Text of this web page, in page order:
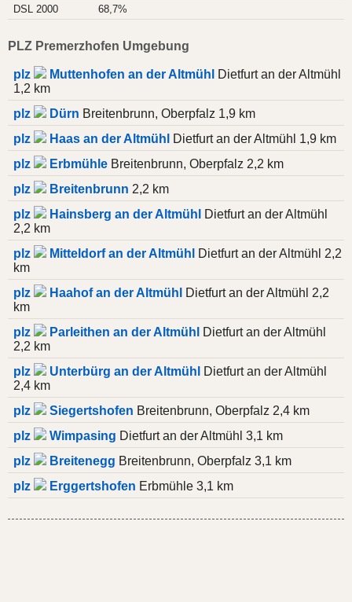
DSL 2000
68,7%
PLZ Premerzhofen Umgebung
plz Muttenhofen an der Altmühl
Dietfurt an der Altmühl
1,2 km
plz
Dürn Breitenbrunn, Oberpfalz 1,9 km
plz
Haas an der Altmühl
Dietfurt an der Altmühl 1,9 km
plz
Erbmühle Breitenbrunn, Oberpfalz 2,2 km
plz
Breitenbrunn 2,2 km
plz
Hainsberg an der Altmühl
Dietfurt an der Altmühl
2,2 km
plz
Mitteldorf an der Altmühl
Dietfurt an der Altmühl 2,2
km
plz
Haahof an der Altmühl
Dietfurt an der Altmühl 2,2
km
plz
Parleithen an der Altmühl
Dietfurt an der Altmühl
2,2 km
plz
Unterbürg an der Altmühl
Dietfurt an der Altmühl
2,4 km
plz
Siegertshofen Breitenbrunn, Oberpfalz 2,4 km
plz
Wimpasing Dietfurt an der Altmühl 3,1 km
plz
Breitenegg Breitenbrunn, Oberpfalz 3,1 km
plz
Erggertshofen Erbmühle 3,1 km